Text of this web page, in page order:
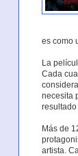
es como
La
Cada
necesita
Más de
artista.